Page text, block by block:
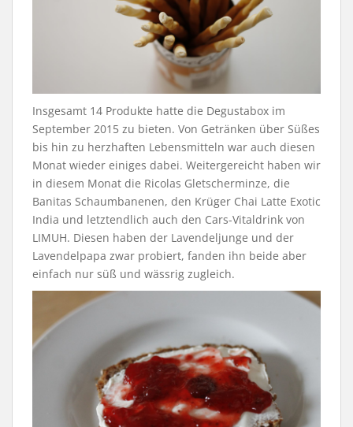
Insgesamt 14 Produkte hatte die Degustabox im
September 2015 zu bieten. Von Getränken über Süßes
bis hin zu herzhaften Lebensmitteln war auch diesen
Monat wieder einiges dabei. Weitergereicht haben wir
in diesem Monat die Ricolas Gletscherminze, die
Banitas Schaumbanenen, den Krüger Chai Latte Exotic
India und letztendlich auch den Cars-Vitaldrink von
LIMUH. Diesen haben der Lavendeljunge und der
Lavendelpapa zwar probiert, fanden ihn beide aber
einfach nur süß und wässrig zugleich.